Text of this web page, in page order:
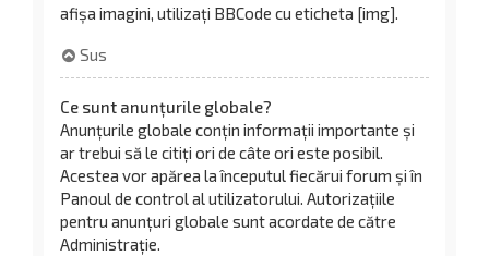
afișa imagini, utilizați BBCode cu eticheta [img].
Sus
Ce sunt anunţurile globale?
Anunțurile globale conțin informații importante și
ar trebui să le citiți ori de câte ori este posibil.
Acestea vor apărea la începutul fiecărui forum și în
Panoul de control al utilizatorului. Autorizațiile
pentru anunțuri globale sunt acordate de către
Administrație.